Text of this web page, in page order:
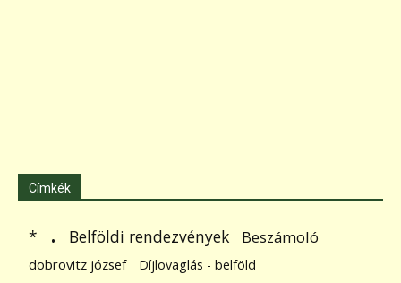
Címkék
* . Belföldi rendezvények Beszámoló
dobrovitz józsef
Díjlovaglás - belföld